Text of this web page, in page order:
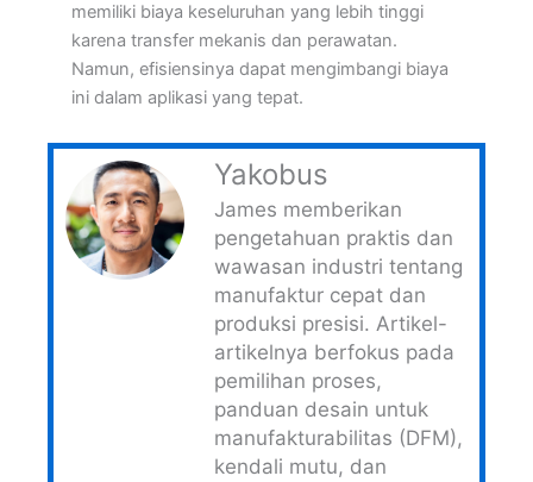
memiliki biaya keseluruhan yang lebih tinggi
karena transfer mekanis dan perawatan.
Namun, efisiensinya dapat mengimbangi biaya
ini dalam aplikasi yang tepat.
Yakobus
James memberikan
pengetahuan praktis dan
wawasan industri tentang
manufaktur cepat dan
produksi presisi. Artikel-
artikelnya berfokus pada
pemilihan proses,
panduan desain untuk
manufakturabilitas (DFM),
kendali mutu, dan